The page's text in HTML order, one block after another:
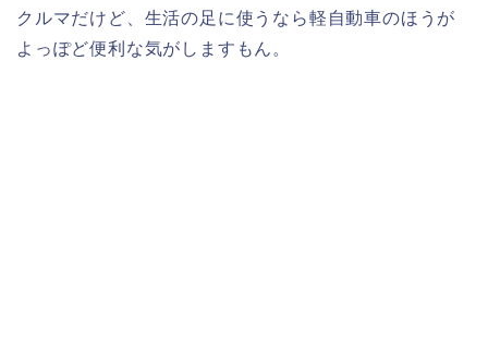
クルマだけど、生活の足に使うなら軽自動車のほうが
よっぽど便利な気がしますもん。